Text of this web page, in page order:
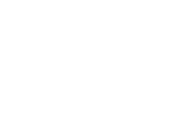
favoritos